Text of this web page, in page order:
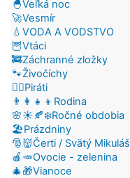
🐣Veľká noc
🚀Vesmír
💧VODA A VODSTVO
🦉Vtáci
🚒Záchranné zložky
🐾Živočíchy
🏴‍☠️Piráti
👨‍👩‍👧‍👦Rodina
🌸☀️🍂❄️Ročné obdobia
🏖️Prázdniny
🎅👹Čerti / Svätý Mikuláš
🍎🥕Ovocie - zelenina
🎄🎁Vianoce